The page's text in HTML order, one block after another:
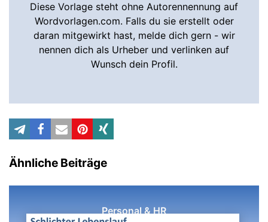
Diese Vorlage steht ohne Autorennennung auf
Wordvorlagen.com. Falls du sie erstellt oder
daran mitgewirkt hast, melde dich gern - wir
nennen dich als Urheber und verlinken auf
Wunsch dein Profil.
Ähnliche Beiträge
Personal & HR